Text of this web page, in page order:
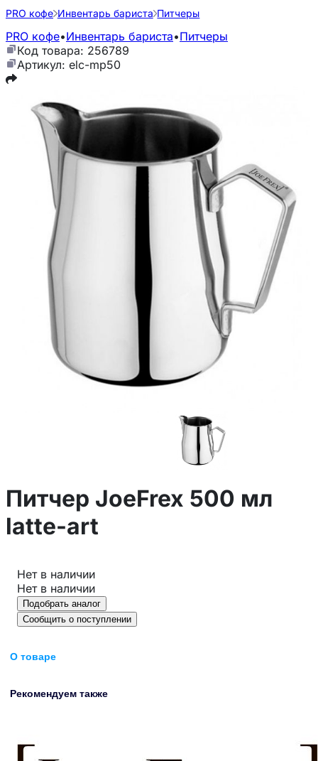
PRO кофе Инвентарь бариста Питчеры
PRO кофе•Инвентарь бариста•Питчеры
Код товара: 256789
Артикул: elc-mp50
Питчер JoeFrex 500 мл
latte-art
Нет в наличии
Нет в наличии
Подобрать аналог
Сообщить о поступлении
О товаре
Рекомендуем также